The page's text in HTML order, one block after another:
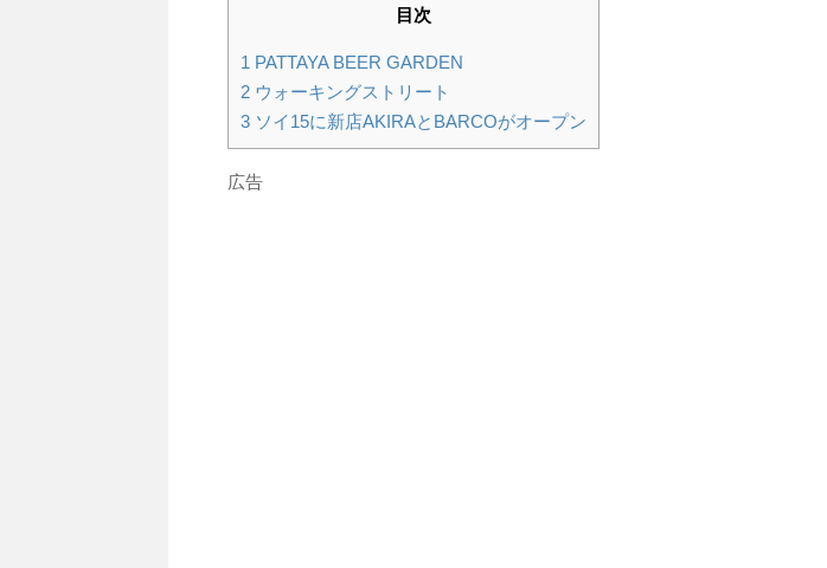
目次
1 PATTAYA BEER GARDEN
2 ウォーキングストリート
3 ソイ15に新店AKIRAとBARCOがオープン
広告